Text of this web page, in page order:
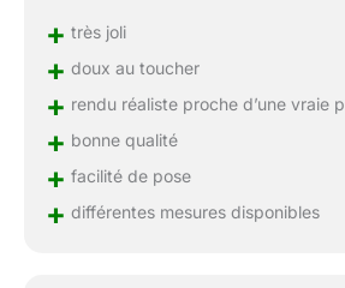
+ très joli
+ doux au toucher
+ rendu réaliste proche d’une vraie
+ bonne qualité
+ facilité de pose
+ différentes mesures disponibles